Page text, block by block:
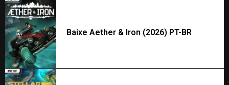
Baixe Aether & Iron (2026) PT-BR